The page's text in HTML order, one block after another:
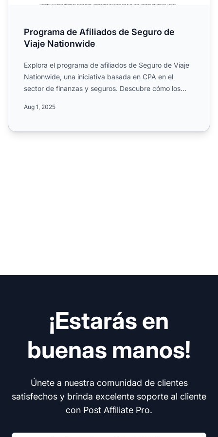
Programa de Afiliados de Seguro de
Viaje Nationwide
Explora el programa de afiliados de Seguro de Viaje
Nationwide, una iniciativa basada en CPA en el
sector de finanzas y seguros. Descubre cómo los
Aug 1, 2025
¡Estarás en
buenas manos!
Únete a nuestra comunidad de clientes
satisfechos y brinda excelente soporte al cliente
con Post Affiliate Pro.